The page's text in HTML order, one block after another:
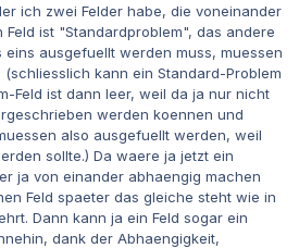
ich zwei Felder habe, die voneinander
Feld ist "Standardproblem", das andere
eins ausgefuellt werden muss, muessen
kann ein Standard-Problem
Feld ist dann leer, weil da ja nur nicht
werden koennen und
also ausgefuellt werden, weil
sollte.) Da waere ja jetzt ein
ja von einander abhaengig machen
Feld spaeter das gleiche steht wie in
Dann kann ja ein Feld sogar ein
dank der Abhaengigkeit,